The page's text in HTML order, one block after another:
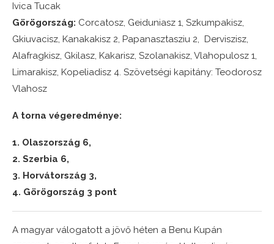
Ivica Tucak
Görögország: Corcatosz, Geiduniasz 1, Szkumpakisz,
Gkiuvacisz, Kanakakisz 2, Papanasztasziu 2, Derviszisz,
Alafragkisz, Gkilasz, Kakarisz, Szolanakisz, Vlahopulosz 1,
Limarakisz, Kopeliadisz 4. Szövetségi kapitány: Teodorosz
Vlahosz
A torna végeredménye:
1. Olaszország 6,
2. Szerbia 6,
3. Horvátország 3,
4. Görögország 3 pont
A magyar válogatott a jövő héten a Benu Kupán